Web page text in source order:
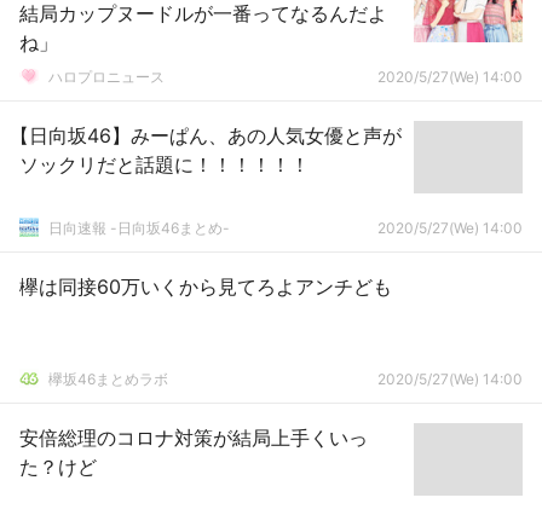
結局カップヌードルが一番ってなるんだよ
ね」
ハロプロニュース 2020/5/27(We) 14:00
【日向坂46】みーぱん、あの人気女優と声が
ソックリだと話題に！！！！！！
日向速報 -日向坂46まとめ- 2020/5/27(We) 14:00
欅は同接60万いくから見てろよアンチども
欅坂46まとめラボ 2020/5/27(We) 14:00
安倍総理のコロナ対策が結局上手くいっ
た？けど